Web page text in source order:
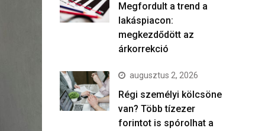
Megfordult a trend a
lakáspiacon:
megkezdődött az
árkorrekció
augusztus 2, 2026
Régi személyi kölcsöne
van? Több tízezer
forintot is spórolhat a